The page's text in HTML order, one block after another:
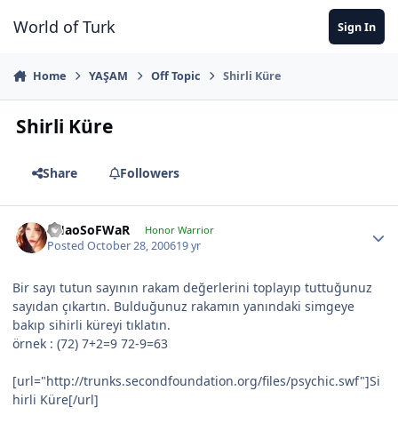
World of Turk Sign In
Home YAŞAM Off Topic Shirli Küre
Shirli Küre
Share Followers
CHaoSoFWaR Honor Warrior
PostedOctober 28, 200619 yr
Bir sayı tutun sayının rakam değerlerini toplayıp tuttuğunuz
sayıdan çıkartın. Bulduğunuz rakamın yanındaki simgeye
bakıp sihirli küreyi tıklatın.
örnek : (72) 7+2=9 72-9=63
[url="http://trunks.secondfoundation.org/files/psychic.swf"]Si
hirli Küre[/url]